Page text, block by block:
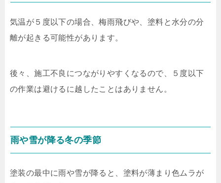
気温が５度以下の場合、梅雨飛びや、塗料と水分の分
離が起きる可能性があります。
後々、施工不良につながりやすくなるので、５度以下
の作業は避けるに越したことはありません。
雨や雪が降る冬の季節
塗装の最中に雨や雪が降ると、塗料が薄まり色ムラが